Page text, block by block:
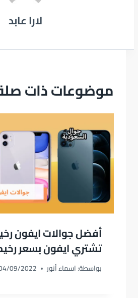
لارا عابد
موضوعات ذات
أفضل جوالات ايفون
تشتري ايفون بسعر
بواسطة:اسماء أنور 09/2022